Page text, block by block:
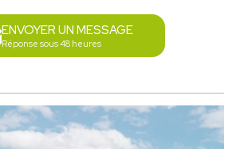
ENVOYER UN MESSAGE
Réponse sous 48 heures